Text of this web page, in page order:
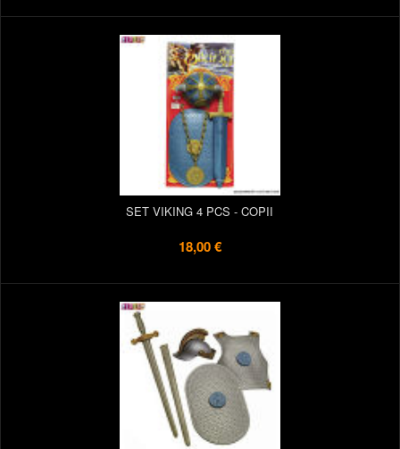
SET VIKING 4 PCS - COPII
18,00 €